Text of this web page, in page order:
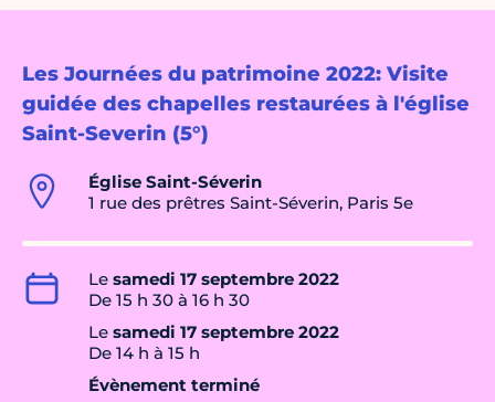
Les Journées du patrimoine 2022: Visite
guidée des chapelles restaurées à l'église
Saint-Severin (5°)
Église Saint-Séverin
1 rue des prêtres Saint-Séverin, Paris 5e
Le samedi 17 septembre 2022
De 15 h 30 à 16 h 30
Le samedi 17 septembre 2022
De 14 h à 15 h
Évènement terminé